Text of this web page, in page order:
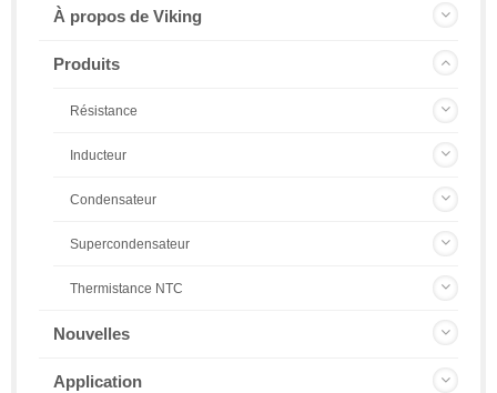
À propos de Viking
Produits
Résistance
Inducteur
Condensateur
Supercondensateur
Thermistance NTC
Nouvelles
Application